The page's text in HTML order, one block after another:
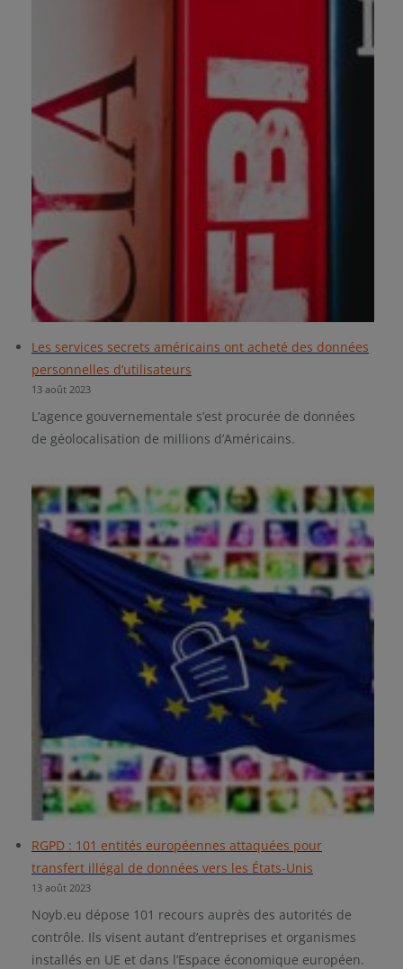
Les services secrets américains ont acheté des données
personnelles d’utilisateurs
13 août 2023
L’agence gouvernementale s’est procurée de données
de géolocalisation de millions d’Américains.
RGPD : 101 entités européennes attaquées pour
transfert illégal de données vers les États-Unis
13 août 2023
Noyb.eu dépose 101 recours auprès des autorités de
contrôle. Ils visent autant d’entreprises et organismes
installés en UE et dans l’Espace économique européen.